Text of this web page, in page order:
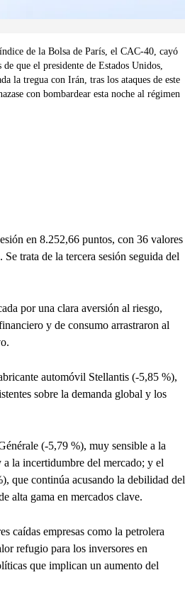
de la Bolsa de París, el CAC-40, cayó
que el presidente de Estados Unidos,
la tregua con Irán, tras los ataques de este
con bombardear esta noche al régimen
en 8.252,66 puntos, con 36 valores
trata de la tercera sesión seguida del
por una clara aversión al riesgo,
y de consumo arrastraron al
automóvil Stellantis (-5,85 %),
sobre la demanda global y los
(-5,79 %), muy sensible a la
la incertidumbre del mercado; y el
que continúa acusando la debilidad del
alta gama en mercados clave.
caídas empresas como la petrolera
refugio para los inversores en
que implican un aumento del